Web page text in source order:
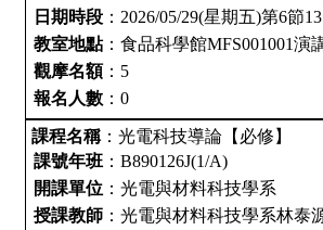
日期時段 ：2026/05/29(星期五)第6節
教室地點：食品科學館MFS001001演
觀摩名額：5
報名人數 ：0
課程名稱：光電科技導論【必修】
課號年班 ：B890126J(1/A)
開課單位 ：光電與材料科技學系
授課教師 ：光電與材料科技學系林泰